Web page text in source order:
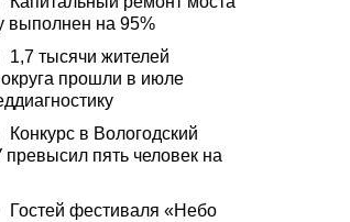
выполнен на 95%
1,7 тысячи жителей
округа прошли в июле
Конкурс в Вологодский
пять человек на
Гостей фестиваля «Небо